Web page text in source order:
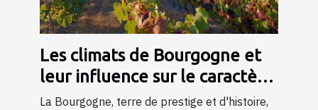
Les climats de Bourgogne et
leur influence sur le caractère
du vin
La Bourgogne, terre de prestige et d'histoire,